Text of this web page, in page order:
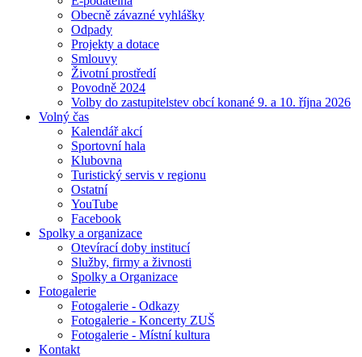
Obecně závazné vyhlášky
Odpady
Projekty a dotace
Smlouvy
Životní prostředí
Povodně 2024
Volby do zastupitelstev obcí konané 9. a 10. října 2026
Volný čas
Kalendář akcí
Sportovní hala
Klubovna
Turistický servis v regionu
Ostatní
YouTube
Facebook
Spolky a organizace
Otevírací doby institucí
Služby, firmy a živnosti
Spolky a Organizace
Fotogalerie
Fotogalerie - Odkazy
Fotogalerie - Koncerty ZUŠ
Fotogalerie - Místní kultura
Kontakt